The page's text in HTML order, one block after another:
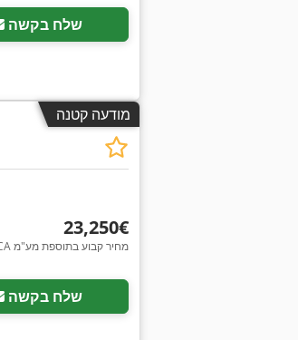
שלח בקשה
מודעה קטנה
‏23,250 ‏€
FCA מחיר קבוע בתוספת מע"מ
שלח בקשה